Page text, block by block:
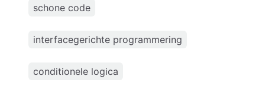
schone code
interfacegerichte programmering
conditionele logica